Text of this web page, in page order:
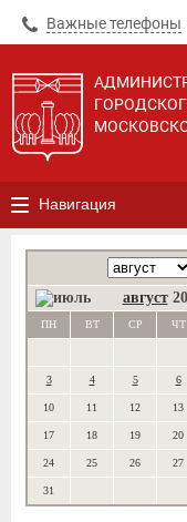
Важные телефоны
Навигация
август
ПН ВТ СР ЧТ
3 4 5 6
10 11 12 13
17 18 19 20
24 25 26 27
31